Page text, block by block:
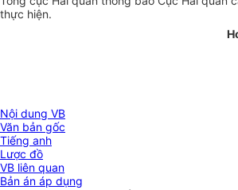
thực hiện.
Nội dung VB
Văn bản gốc
Tiếng anh
Lược đồ
VB liên quan
Bản án áp dụng